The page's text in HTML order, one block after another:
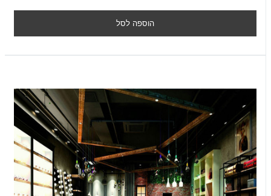
הוספה לסל